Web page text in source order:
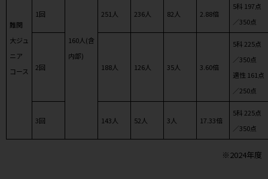
難関
大ジュ
ニア
コース
160人(含
内部)
1回 251人 236人 82人 2.88倍
5科 197点
／350点
2回 188人 126人 35人 3.60倍
5科 225点
／350点
適性 161点
／250点
3回 143人 52人 3人 17.33倍
5科 225点
／350点
※2024年度